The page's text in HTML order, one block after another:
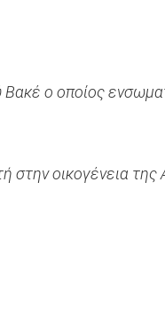
ο οποίος
στην οικογένεια